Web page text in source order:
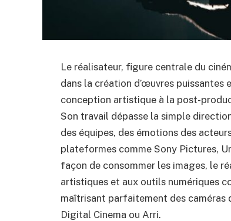
Le réalisateur, figure centrale du
dans la création d’œuvres puissantes
conception artistique à la post-
Son travail dépasse la simple
des équipes, des émotions des
plateformes comme Sony Pictures,
façon de consommer les images, le
artistiques et aux outils numériques
maîtrisant parfaitement des caméras
Digital Cinema ou Arri.